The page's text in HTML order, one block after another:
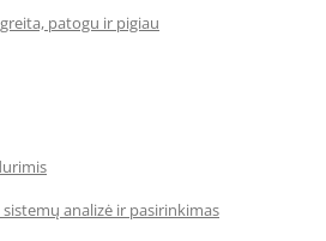
patogu ir pigiau
analizė ir pasirinkimas